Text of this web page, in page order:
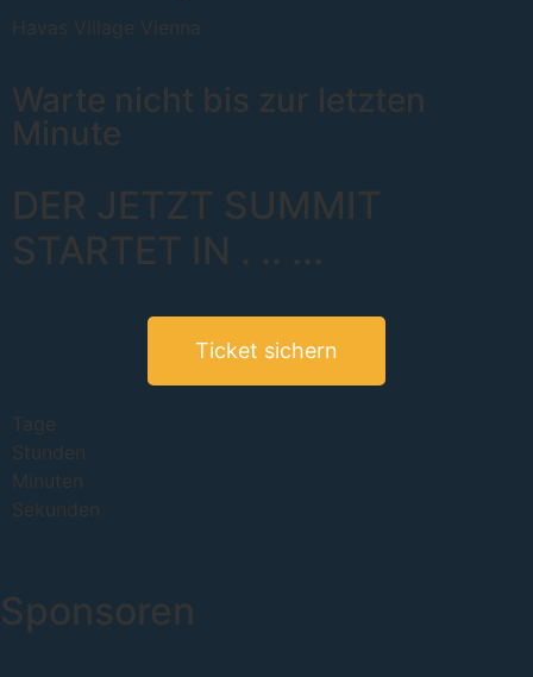
Havas Village Vienna
Warte nicht bis zur letzten
Minute
DER JETZT SUMMIT
STARTET IN . .. ...
Ticket sichern
Tage
Stunden
Minuten
Sekunden
Sponsoren